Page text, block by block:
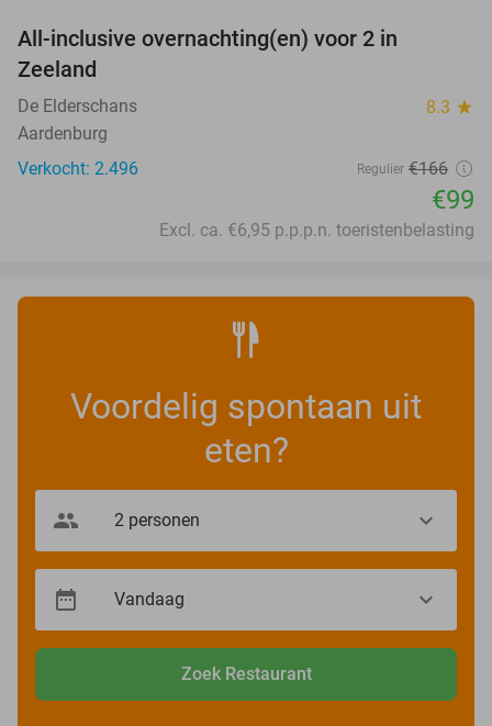
All-inclusive overnachting(en) voor 2 in
Zeeland
De Elderschans 8.3 star
Aardenburg
Verkocht: 2.496
Regulier €166
€99
Excl. ca. €6,95 p.p.p.n. toeristenbelasting
Voordelig spontaan uit
eten?
Zoek Restaurant